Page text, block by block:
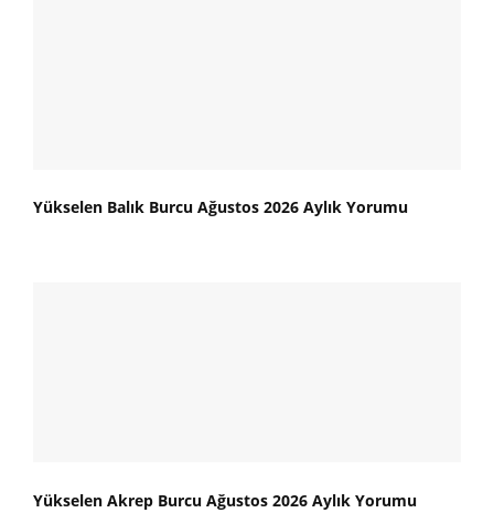
Yükselen Balık Burcu Ağustos 2026 Aylık Yorumu
Yükselen Akrep Burcu Ağustos 2026 Aylık Yorumu